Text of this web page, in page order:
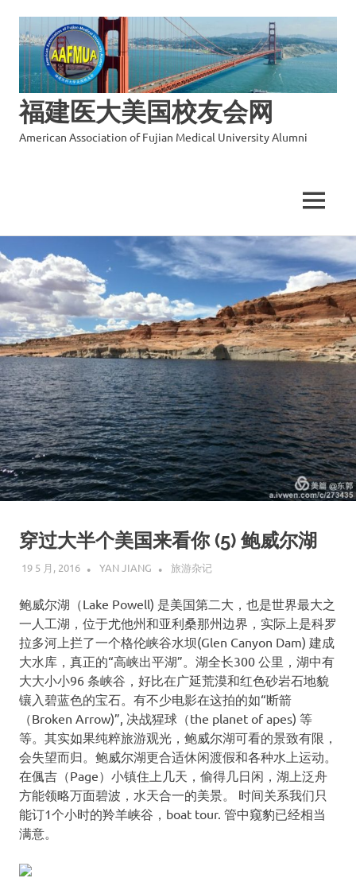
to
content
福建医大美国校友会网
American Association of Fujian Medical University Alumni
MENU
穿过大半个美国来看你 (5) 鲍威尔湖
19 5 月, 2016 YAN JIANG 旅游杂记
鲍威尔湖（Lake Powell) 是美国第二大，也是世界最大之
一人工湖，位于尤他州和亚利桑那州边界，实际上是科罗
拉多河上拦了一个格伦峡谷水坝(Glen Canyon Dam) 建成
大水库，真正的“高峡出平湖”。湖全长300 公里，湖中有
大大小小96 条峡谷，好比在广延荒漠和红色砂岩石地貌
镶入碧蓝色的宝石。有不少电影在这拍的如“断箭
（Broken Arrow)”, 决战猩球（the planet of apes) 等
等。其实如果纯粹旅游观光，鲍威尔湖可看的景致有限，
会失望而归。鲍威尔湖更合适休闲渡假和各种水上运动。
在偑吉（Page）小镇住上几天，偷得几日闲，湖上泛舟
方能领略万面碧波，水天合一的美景。 时间关系我们只
能订1个小时的羚羊峡谷，boat tour. 管中窥豹已经相当
满意。